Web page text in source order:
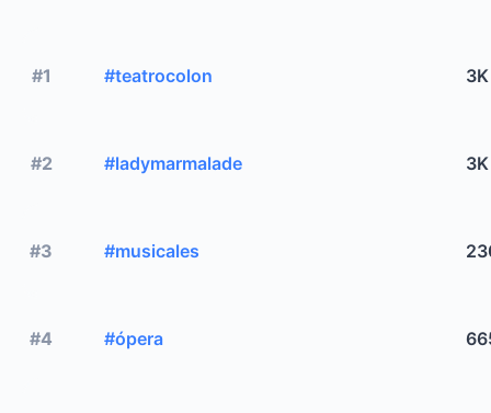
#1 #teatrocolon 3K
#2 #ladymarmalade 3K
#3 #musicales
#4 #ópera